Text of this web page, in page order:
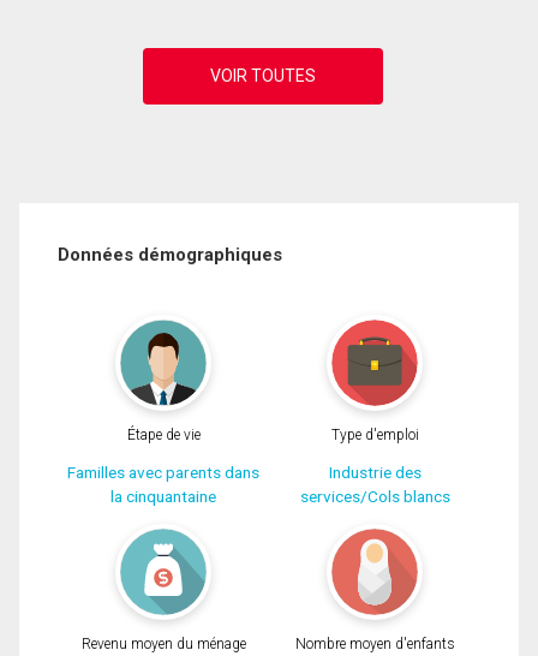
Données démographiques
Étape de vie
Familles avec parents dans
la cinquantaine
Type d'emploi
Industrie des
services/Cols blancs
Revenu moyen du ménage Nombre moyen d'enfants